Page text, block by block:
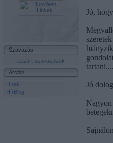
Szavazás
Lezárt szavazások
Archiv
Hírek
HírBlog
Jó,
Jó
Nagyon